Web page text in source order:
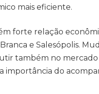
mais eficiente.
forte relação
e Salesópolis.
também no
importância do